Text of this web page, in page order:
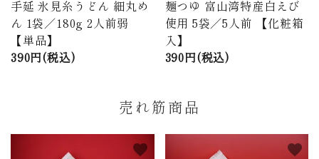
手延 氷見糸うどん 細丸め
ん 1袋／180g 2人前弱
【単品】
390円(税込)
麺つゆ 富山湾特産白えび
使用 5袋／5人前 【化粧箱
入】
390円(税込)
売れ筋商品
favorite favorite